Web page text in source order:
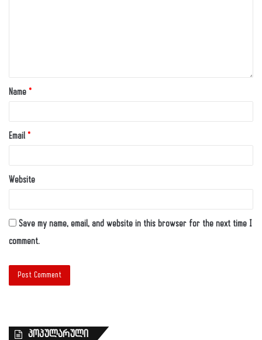
Name *
Email *
Website
Save my name, email, and website in this browser for the next time I
comment.
პოპულარული